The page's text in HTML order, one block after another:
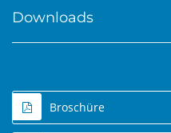
Downloads
Broschüre